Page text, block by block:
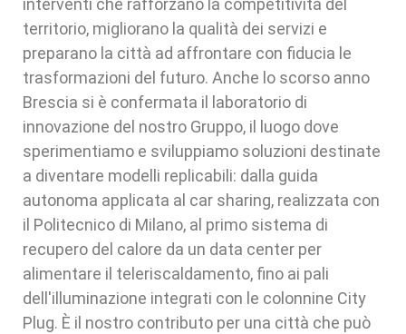
interventi che rafforzano la competitività del
territorio, migliorano la qualità dei servizi e
preparano la città ad affrontare con fiducia le
trasformazioni del futuro. Anche lo scorso anno
Brescia si è confermata il laboratorio di
innovazione del nostro Gruppo, il luogo dove
sperimentiamo e sviluppiamo soluzioni destinate
a diventare modelli replicabili: dalla guida
autonoma applicata al car sharing, realizzata con
il Politecnico di Milano, al primo sistema di
recupero del calore da un data center per
alimentare il teleriscaldamento, fino ai pali
dell'illuminazione integrati con le colonnine City
Plug. È il nostro contributo per una città che può